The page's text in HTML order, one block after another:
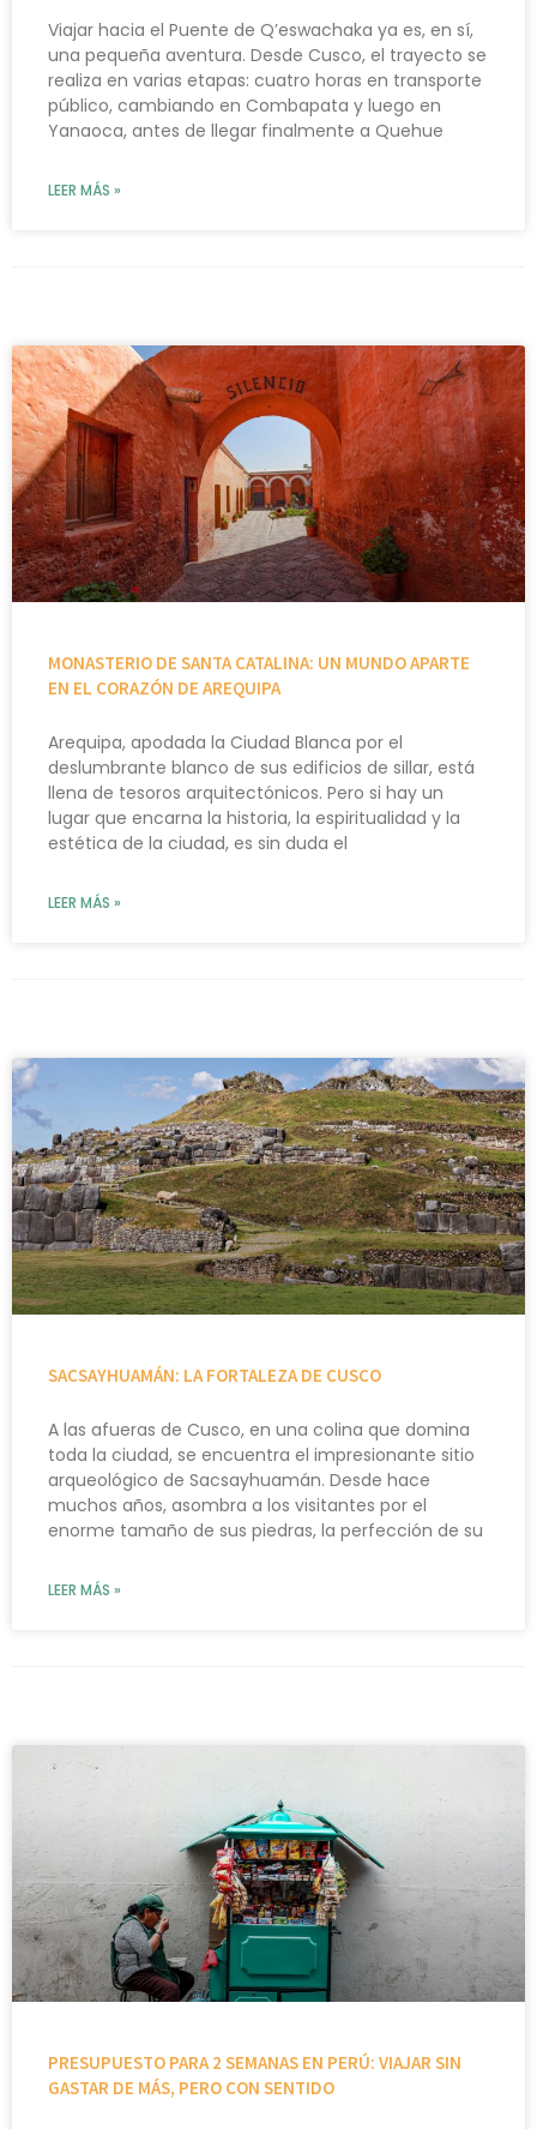
Viajar hacia el Puente de Q’eswachaka ya es, en sí,
una pequeña aventura. Desde Cusco, el trayecto se
realiza en varias etapas: cuatro horas en transporte
público, cambiando en Combapata y luego en
Yanaoca, antes de llegar finalmente a Quehue
LEER MÁS »
MONASTERIO DE SANTA CATALINA: UN MUNDO APARTE
EN EL CORAZÓN DE AREQUIPA
Arequipa, apodada la Ciudad Blanca por el
deslumbrante blanco de sus edificios de sillar, está
llena de tesoros arquitectónicos. Pero si hay un
lugar que encarna la historia, la espiritualidad y la
estética de la ciudad, es sin duda el
LEER MÁS »
SACSAYHUAMÁN: LA FORTALEZA DE CUSCO
A las afueras de Cusco, en una colina que domina
toda la ciudad, se encuentra el impresionante sitio
arqueológico de Sacsayhuamán. Desde hace
muchos años, asombra a los visitantes por el
enorme tamaño de sus piedras, la perfección de su
LEER MÁS »
PRESUPUESTO PARA 2 SEMANAS EN PERÚ: VIAJAR SIN
GASTAR DE MÁS, PERO CON SENTIDO